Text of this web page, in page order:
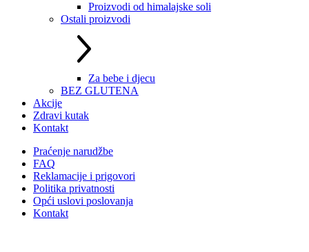
Proizvodi od himalajske soli
Ostali proizvodi
Za bebe i djecu
BEZ GLUTENA
Akcije
Zdravi kutak
Kontakt
Praćenje narudžbe
FAQ
Reklamacije i prigovori
Politika privatnosti
Opći uslovi poslovanja
Kontakt